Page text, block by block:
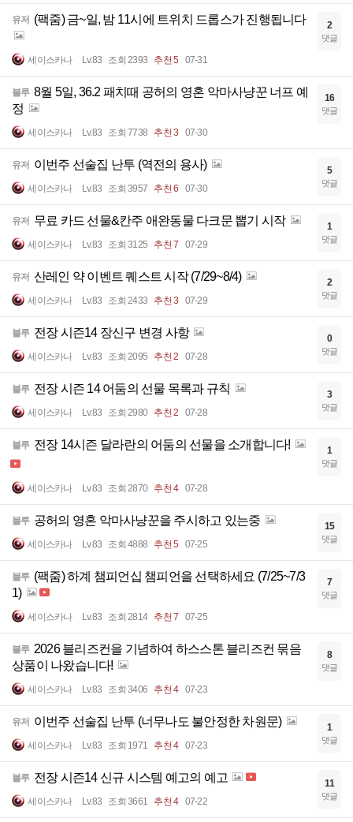
유저 (팩줌) 금~일, 밤 11시에 트위치 드롭스가 진행됩니다
세이스카나 Lv.83 조회 2393 추천 5 07-31
2
댓글
블루 8월 5일, 36.2 패치때 공허의 영혼 악마사냥꾼 너프 예
정
세이스카나 Lv.83 조회 7738 추천 3 07-30
16
댓글
유저 이번주 선술집 난투 (역전의 용사)
세이스카나 Lv.83 조회 3957 추천 6 07-30
5
댓글
유저 무료 카드 선물&칸주 애완동물 다크문 뽑기 시작
세이스카나 Lv.83 조회 3125 추천 7 07-29
1
댓글
유저 산레인 약 이벤트 퀘스트 시작 (7/29~8/4)
세이스카나 Lv.83 조회 2433 추천 3 07-29
2
댓글
블루 전장 시즌14 장신구 변경 사항
세이스카나 Lv.83 조회 2095 추천 2 07-28
0
댓글
블루 전장 시즌 14 어둠의 선물 목록과 규칙
세이스카나 Lv.83 조회 2980 추천 2 07-28
3
댓글
블루 전장 14시즌 달라란의 어둠의 선물을 소개합니다!
세이스카나 Lv.83 조회 2870 추천 4 07-28
1
댓글
블루 공허의 영혼 악마사냥꾼을 주시하고 있는중
세이스카나 Lv.83 조회 4888 추천 5 07-25
15
댓글
블루 (팩줌) 하계 챔피언십 챔피언을 선택하세요 (7/25~7/3
1)
세이스카나 Lv.83 조회 2814 추천 7 07-25
7
댓글
블루 2026 블리즈컨을 기념하여 하스스톤 블리즈컨 묶음
상품이 나왔습니다!
세이스카나 Lv.83 조회 3406 추천 4 07-23
8
댓글
유저 이번주 선술집 난투 (너무나도 불안정한 차원문)
세이스카나 Lv.83 조회 1971 추천 4 07-23
1
댓글
블루 전장 시즌14 신규 시스템 예고의 예고
세이스카나 Lv.83 조회 3661 추천 4 07-22
11
댓글